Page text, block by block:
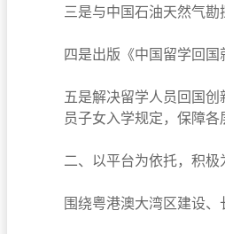
三是与中国石油天然气
四是出版《中国留学回
五是解决留学人员回国
员子女入学规定，保障各
二、以平台为依托，积
围绕粤港澳大湾区建设